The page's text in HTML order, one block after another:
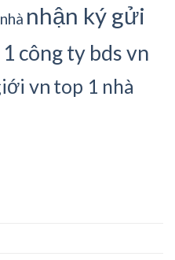
nhận ký gửi
công ty bds vn
vn top 1 nhà